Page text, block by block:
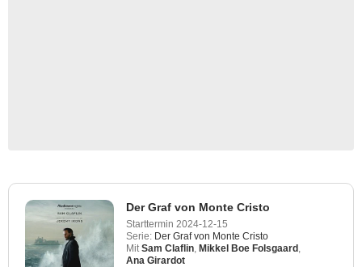
Der Graf von Monte Cristo
Starttermin 2024-12-15
Serie: Der Graf von Monte Cristo
Mit Sam Claflin Mikkel Boe Folsgaard
Ana Girardot